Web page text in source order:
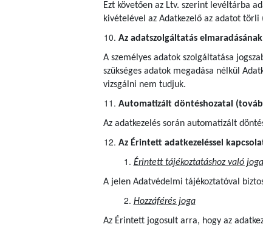
Ezt követően az Ltv. szerint levéltárba
kivételével az Adatkezelő az adatot
Az adatszolgáltatás
A személyes adatok szolgáltatása
szükséges adatok megadása nélkül
vizsgálni nem tudjuk.
Automatizált döntéshozatal
Az adatkezelés során automatizált
Az Érintett adatkezeléssel
Érintett tájékoztatáshoz való joga
A jelen Adatvédelmi tájékoztatóval
Hozzáférés joga
Az Érintett jogosult arra, hogy az